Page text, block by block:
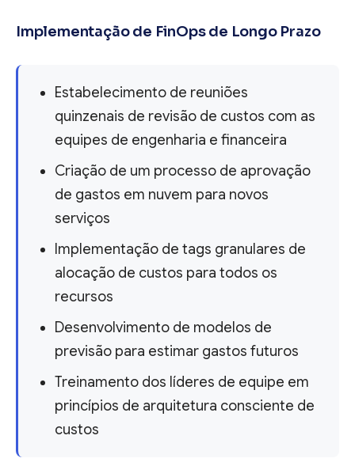
Implementação de FinOps de Longo Prazo
Estabelecimento de reuniões
quinzenais de revisão de custos com as
equipes de engenharia e financeira
Criação de um processo de aprovação
de gastos em nuvem para novos
serviços
Implementação de tags granulares de
alocação de custos para todos os
recursos
Desenvolvimento de modelos de
previsão para estimar gastos futuros
Treinamento dos líderes de equipe em
princípios de arquitetura consciente de
custos